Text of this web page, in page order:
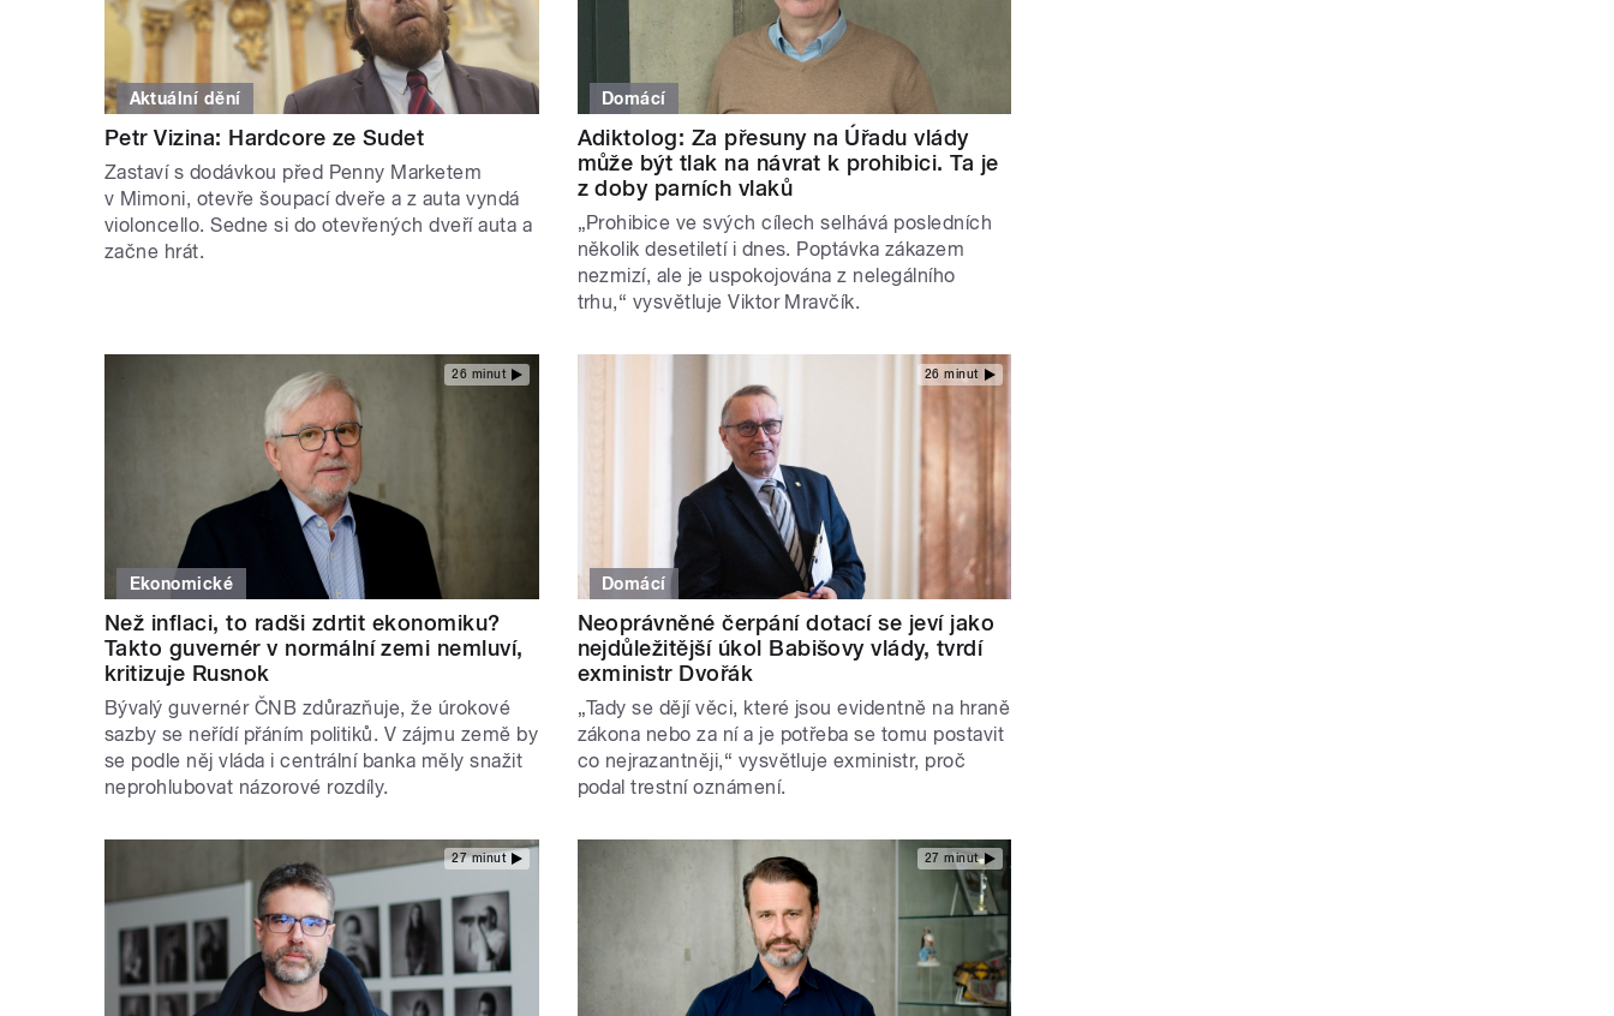
Aktuální dění
Petr Vizina: Hardcore ze Sudet
Zastaví s dodávkou před Penny Marketem
v Mimoni, otevře šoupací dveře a z auta vyndá
violoncello. Sedne si do otevřených dveří auta a
začne hrát.
Domácí
Adiktolog: Za přesuny na Úřadu vlády
může být tlak na návrat k prohibici. Ta je
z doby parních vlaků
„Prohibice ve svých cílech selhává posledních
několik desetiletí i dnes. Poptávka zákazem
nezmizí, ale je uspokojována z nelegálního
trhu,“ vysvětluje Viktor Mravčík.
26 minut
Ekonomické
Než inflaci, to radši zdrtit ekonomiku?
Takto guvernér v normální zemi nemluví,
kritizuje Rusnok
Bývalý guvernér ČNB zdůrazňuje, že úrokové
sazby se neřídí přáním politiků. V zájmu země by
se podle něj vláda i centrální banka měly snažit
neprohlubovat názorové rozdíly.
26 minut
Domácí
Neoprávněné čerpání dotací se jeví jako
nejdůležitější úkol Babišovy vlády, tvrdí
exministr Dvořák
„Tady se dějí věci, které jsou evidentně na hraně
zákona nebo za ní a je potřeba se tomu postavit
co nejrazantněji,“ vysvětluje exministr, proč
podal trestní oznámení.
27 minut 27 minut